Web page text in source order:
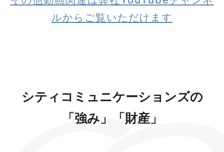
ルからご覧いただけます
シティコミュニケーションズの
「強み」「財産」